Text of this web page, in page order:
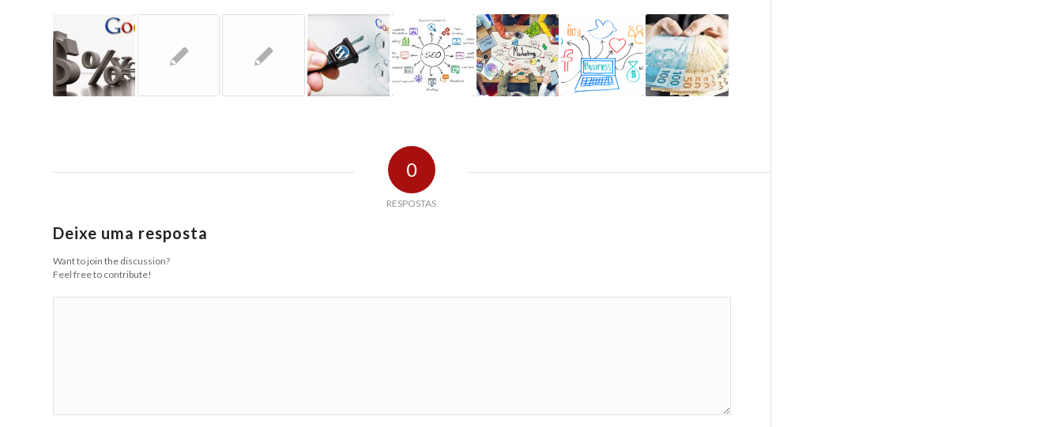
0
RESPOSTAS
Deixe uma resposta
Want to join the discussion?
Feel free to contribute!